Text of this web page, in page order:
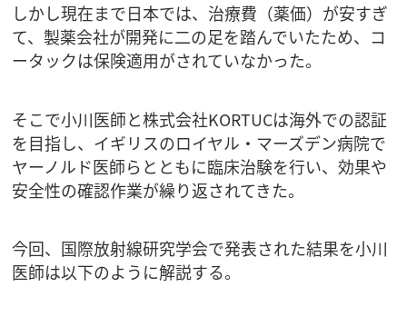
しかし現在まで日本では、治療費（薬価）が安すぎ
て、製薬会社が開発に二の足を踏んでいたため、コ
ータックは保険適用がされていなかった。
そこで小川医師と株式会社KORTUCは海外での認証
を目指し、イギリスのロイヤル・マーズデン病院で
ヤーノルド医師らとともに臨床治験を行い、効果や
安全性の確認作業が繰り返されてきた。
今回、国際放射線研究学会で発表された結果を小川
医師は以下のように解説する。